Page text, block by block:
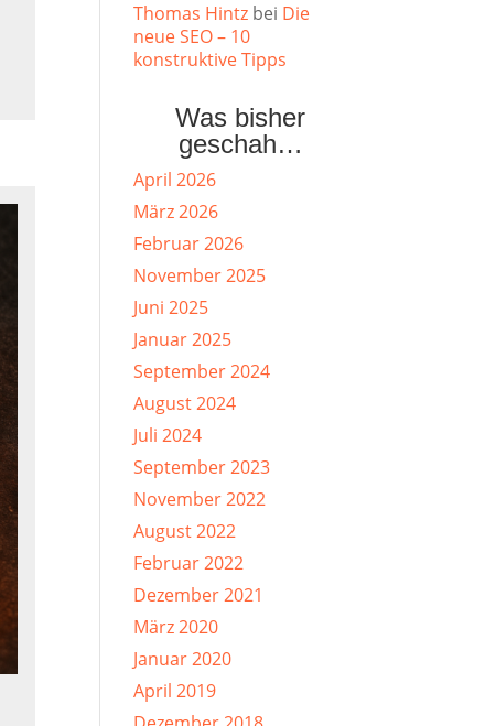
Thomas Hintz bei Die
neue SEO – 10
konstruktive Tipps
Was bisher
geschah…
April 2026
März 2026
Februar 2026
November 2025
Juni 2025
Januar 2025
September 2024
August 2024
Juli 2024
September 2023
November 2022
August 2022
Februar 2022
Dezember 2021
März 2020
Januar 2020
April 2019